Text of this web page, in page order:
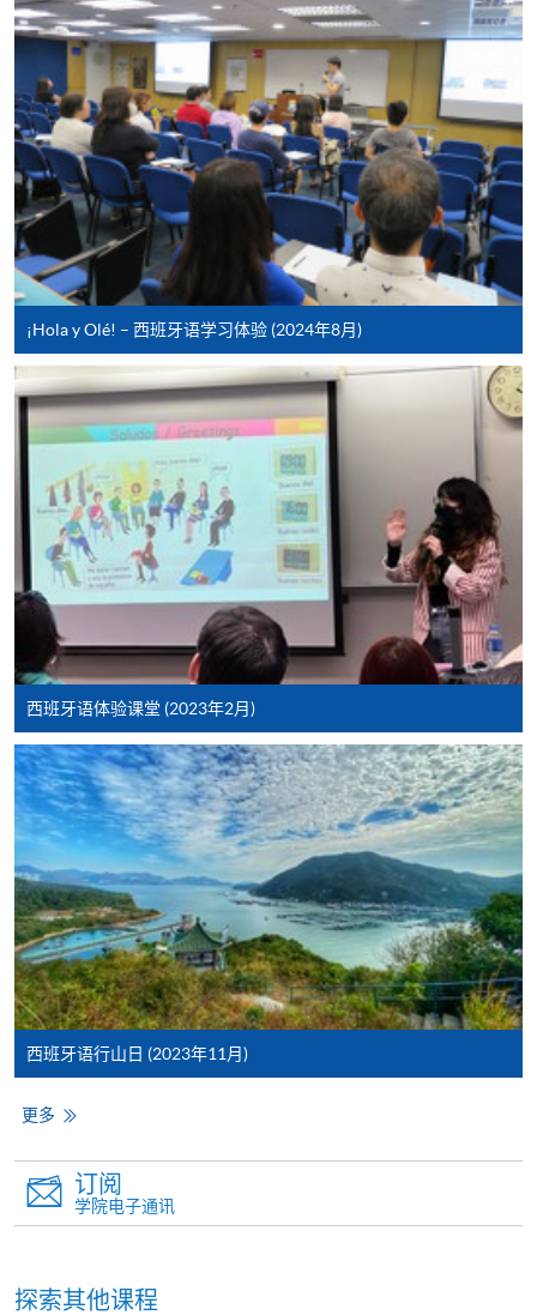
其他课程，惟学院对特殊情况，可酌情处理。转读申
请一经批准，学员须缴付港币120元手续费。
学院对邮递失误而遗失的支票或本票、付款收据或个
人资料，概不负责。
若学员有意申请付款证明书，请把填妥之申请表、贴
上足够邮资的回邮信封、连同划线支票交回本学院。
每张收据申请费用为港币30 元。支票抬头注明「香
港大学专业进修学院」。
¡Hola y Olé! – 西班牙语学习体验 (2024年8月)
西班牙语体验课堂 (2023年2月)
西班牙语行山日 (2023年11月)
更多
订阅
学院电子通讯
探索其他课程